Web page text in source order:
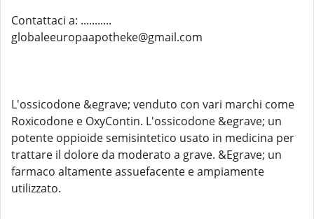
Contattaci a: ...........
globaleeuropaapotheke@gmail.com
L'ossicodone &egrave; venduto con vari marchi come
Roxicodone e OxyContin. L'ossicodone &egrave; un
potente oppioide semisintetico usato in medicina per
trattare il dolore da moderato a grave. &Egrave; un
farmaco altamente assuefacente e ampiamente
utilizzato.